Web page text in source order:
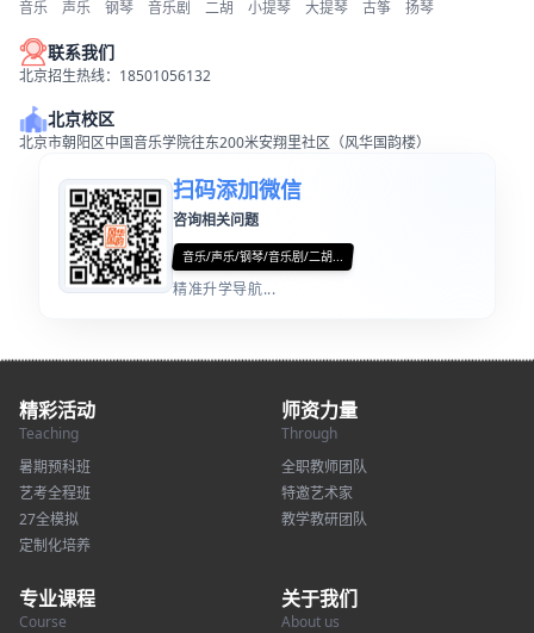
音乐 声乐 钢琴 音乐剧 二胡 小提琴 大提琴 古筝 扬琴
联系我们
北京招生热线：18501056132
北京校区
北京市朝阳区中国音乐学院往东200米安翔里社区（风华国韵楼）
扫码添加微信
咨询相关问题
音乐/声乐/钢琴/音乐剧/二胡...
精准升学导航...
精彩活动
Teaching
暑期预科班
艺考全程班
27全模拟
定制化培养
师资力量
Through
全职教师团队
特邀艺术家
教学教研团队
专业课程
Course
关于我们
About us